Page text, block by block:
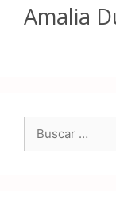
Amalia